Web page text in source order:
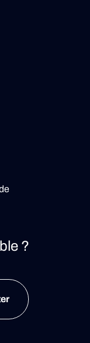
?